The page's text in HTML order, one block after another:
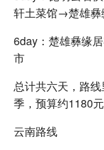
轩土菜馆→楚雄彝
6day：楚雄彝缘
市
总计共六天，路
季，预算约1180元
云南路线